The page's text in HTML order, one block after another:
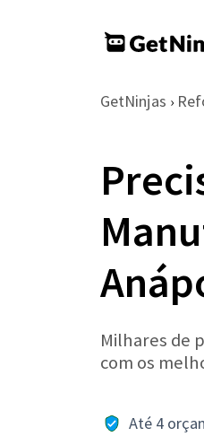
GetNinjas ›
Milhares de
com os
Até 4